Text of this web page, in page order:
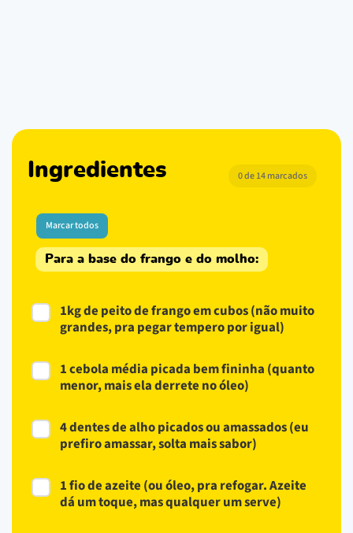
Ingredientes 0 de 14 marcados
Marcar todos
Para a base do frango e do molho:
1kg de peito de frango em cubos (não muito
grandes, pra pegar tempero por igual)
1 cebola média picada bem fininha (quanto
menor, mais ela derrete no óleo)
4 dentes de alho picados ou amassados (eu
prefiro amassar, solta mais sabor)
1 fio de azeite (ou óleo, pra refogar. Azeite
dá um toque, mas qualquer um serve)